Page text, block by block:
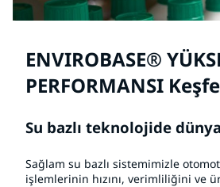
ENVIROBASE®
PERFORMANSI
Su bazlı teknolojide
Sağlam su bazlı sistemimizle
işlemlerinin hızını, verimliliğini ve